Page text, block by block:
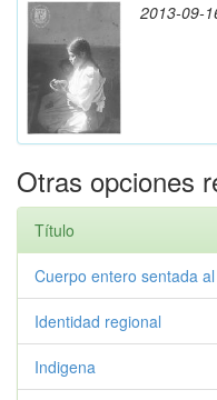
2013-09-
Otras opciones
Título
Cuerpo entero sentada
Identidad regional
Indigena